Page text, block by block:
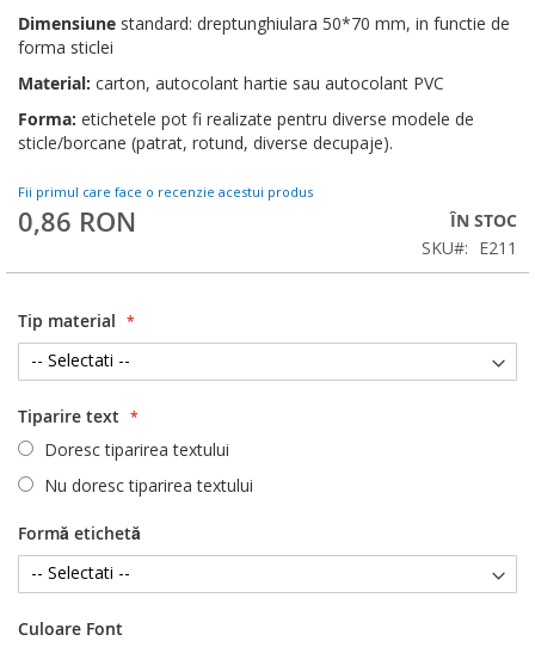
Dimensiune standard: dreptunghiulara 50*70 mm, in functie de
forma sticlei
Material: carton, autocolant hartie sau autocolant PVC
Forma: etichetele pot fi realizate pentru diverse modele de
sticle/borcane (patrat, rotund, diverse decupaje).
Fii primul care face o recenzie acestui produs
0,86 RON
ÎN STOC
SKU
E211
Tip material
Tiparire text
Doresc tiparirea textului
Nu doresc tiparirea textului
Formă etichetă
Culoare Font